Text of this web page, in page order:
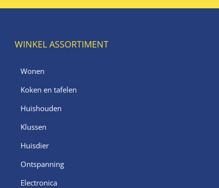
WINKEL ASSORTIMENT
Wonen
Koken en tafelen
Huishouden
Klussen
Huisdier
Ontspanning
Electronica